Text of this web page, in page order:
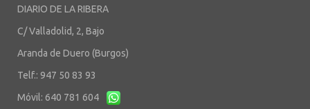
DIARIO DE LA RIBERA
C/ Valladolid, 2, Bajo
Aranda de Duero (Burgos)
Telf.: 947 50 83 93
Móvil: 640 781 604